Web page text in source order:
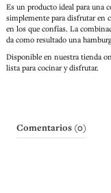
Es un producto ideal para una
simplemente para disfrutar en
en los que confías. La
da como resultado una
Disponible en nuestra tienda
lista para cocinar y disfrutar.
Comentarios (0)